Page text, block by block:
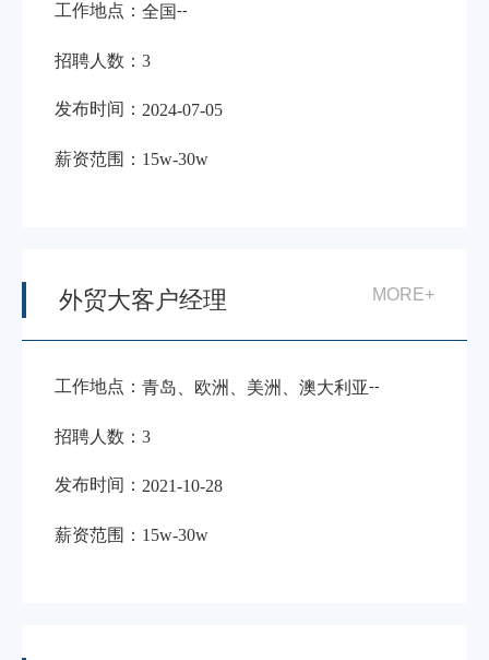
工作地点： 全国--
招聘人数： 3
发布时间： 2024-07-05
薪资范围： 15w-30w
外贸大客户经理 MORE+
工作地点： 青岛、欧洲、美洲、澳大利亚--
招聘人数： 3
发布时间： 2021-10-28
薪资范围： 15w-30w